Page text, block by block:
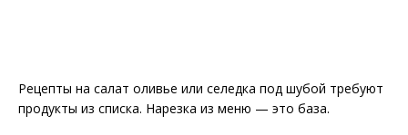
Рецепты на салат оливье или селедка под шубой требуют
продукты из списка. Нарезка из меню — это база.